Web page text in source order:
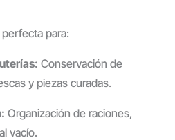
para:
Conservación de
y piezas curadas.
Organización de raciones,
vacío.